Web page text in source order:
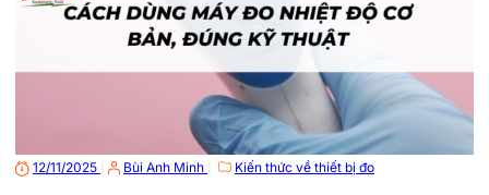
12/11/2025 Bùi Anh Minh Kiến thức về thiết bị đo